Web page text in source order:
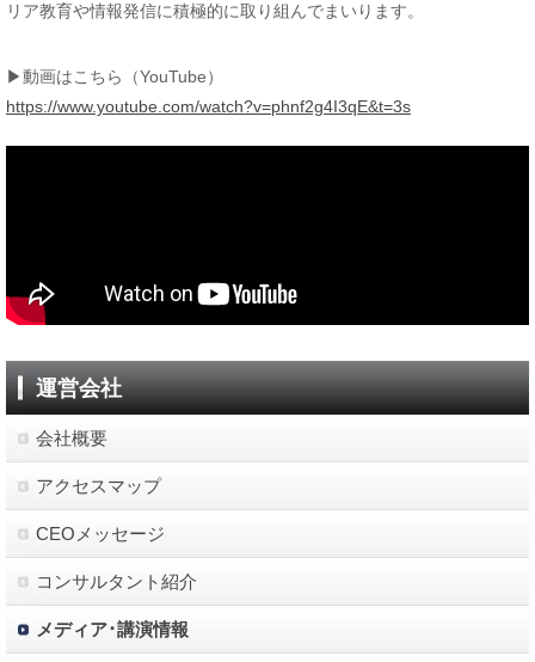
リア教育や情報発信に積極的に取り組んでまいります。
▶動画はこちら（YouTube）
https://www.youtube.com/watch?v=phnf2g4I3qE&t=3s
運営会社
会社概要
アクセスマップ
CEOメッセージ
コンサルタント紹介
メディア･講演情報